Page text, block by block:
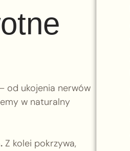
od ukojenia nerwów
w naturalny
Z kolei pokrzywa,